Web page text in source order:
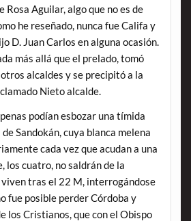
Rosa Aguilar, algo que no es de
he reseñado, nunca fue Califa y
D. Juan Carlos en alguna ocasión.
más allá que el prelado, tomó
alcaldes y se precipitó a la
Nieto alcalde.
podían esbozar una tímida
Sandokán, cuya blanca melena
cada vez que acudan a una
los cuatro, no saldrán de la
viven tras el 22 M, interrogándose
fue posible perder Córdoba y
los Cristianos, que con el Obispo